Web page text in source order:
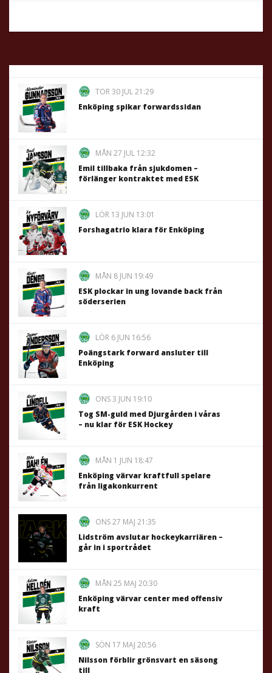
TOR 30 JUL 21:29
Enköping spikar forwardssidan
MÅN 27 JUL 12:32
Emil tillbaka från sjukdomen –
förlänger kontraktet med ESK
LÖR 13 JUN 13:01
Forshagatrio klara för Enköping
MÅN 8 JUN 19:49
ESK plockar in ung lovande back från
söderserien
LÖR 6 JUN 16:56
Poängstark forward ansluter till
Enköping
ONS 3 JUN 19:10
Tog SM-guld med Djurgården i våras
– nu klar för ESK Hockey
MÅN 1 JUN 18:47
Enköping värvar kraftfull spelare
från ligakonkurrent
ONS 27 MAJ 21:35
Lidström avslutar hockeykarriären –
går in i sportrådet
MÅN 25 MAJ 20:30
Enköping värvar center med offensiv
kraft
SÖN 17 MAJ 20:56
Nilsson förblir grönsvart en säsong
till